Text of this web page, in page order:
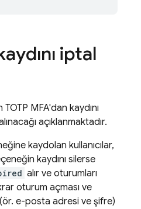
iptal
TOTP MFA'dan kaydını
açıklanmaktadır.
kaydolan kullanıcılar,
kaydını silerse
alır ve oturumları
oturum açması ve
e-posta adresi ve şifre)